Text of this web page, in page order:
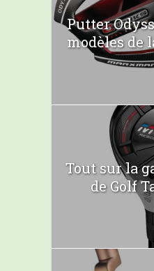
Putter
modèles de
Tout sur la
de Golf